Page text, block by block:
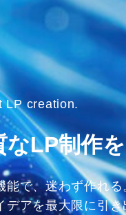
LP creation.
なLP制作
能で、迷わず作れる
デアを最大限に引